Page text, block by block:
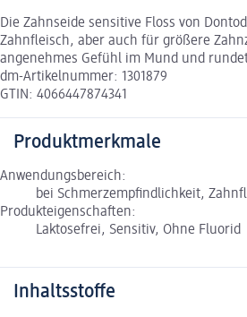
Die Zahnseide sensitive Floss von
Zahnfleisch, aber auch für größere
angenehmes Gefühl im Mund und
dm-Artikelnummer: 1301879
GTIN: 4066447874341
Produktmerkmale
Anwendungsbereich:
bei Schmerzempfindlichkeit,
Produkteigenschaften:
Laktosefrei, Sensitiv, Ohne Fluorid
Inhaltsstoffe